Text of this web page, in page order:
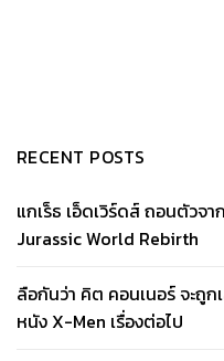
RECENT POSTS
แกเร็ธ เอ็ดเวิร์ดส์ ถอนตัว
Jurassic World Rebirth
ลือกันว่า คิต คอนเนอร์ จะถู
หนัง X-Men เรื่องต่อไป